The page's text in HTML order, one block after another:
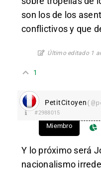
son los de los
conflictivos y que
Último editado 1
1
PetitCitoyen
#2988015
Miembro
Y lo próximo será
nacionalismo